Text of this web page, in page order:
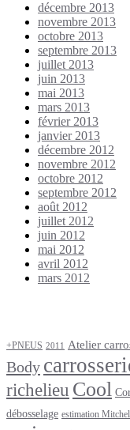
décembre 2013
novembre 2013
octobre 2013
septembre 2013
juillet 2013
juin 2013
mai 2013
mars 2013
février 2013
janvier 2013
décembre 2012
novembre 2012
octobre 2012
septembre 2012
août 2012
juillet 2012
juin 2012
mai 2012
avril 2012
mars 2012
+PNEUS 2011 Atelier
Body
richelieu Cool
débosselage estimation